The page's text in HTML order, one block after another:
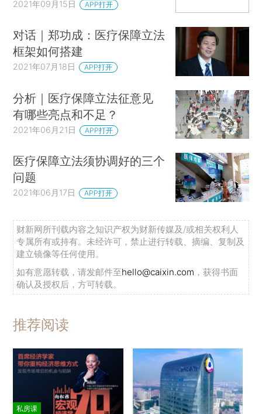
2021年09月15日 APP打开
对话｜郑功成：医疗保障立法
框架如何搭建
2021年07月18日 APP打开
分析｜医疗保障立法征意见
有哪些亮点和不足？
2021年06月21日 APP打开
医疗保障立法须协调好的三个
问题
2021年06月17日 APP打开
财新网所刊载内容之知识产权为财新传媒及/或相关权利人
专属所有或持有。未经许可，禁止进行转载、摘编、复制及
建立镜像等任何使用。
如有意愿转载，请发邮件至hello@caixin.com ，获得书面
确认及授权后，方可转载。
推荐阅读
私房课